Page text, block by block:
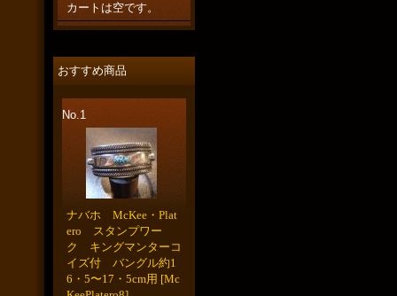
カートは空です。
おすすめ商品
No.1
ナバホ McKee・Plat
ero スタンプワー
ク キングマンターコ
イズ付 バングル約1
6・5〜17・5cm用 [Mc